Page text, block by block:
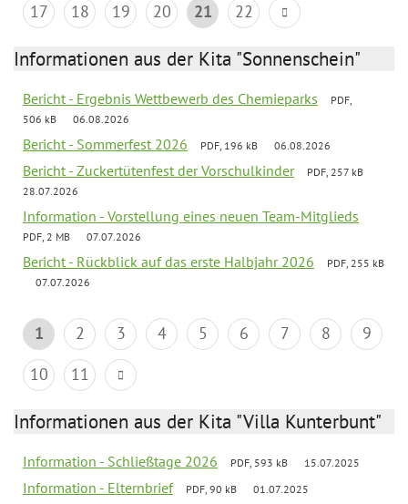
17
18 19 20 21 22
Informationen aus der Kita "Sonnenschein"
Bericht - Ergebnis Wettbewerb des Chemieparks
PDF,
506 kB
06.08.2026
Bericht - Sommerfest 2026 PDF, 196 kB 06.08.2026
Bericht - Zuckertütenfest der Vorschulkinder
PDF, 257 kB
28.07.2026
Information - Vorstellung eines neuen Team-Mitglieds
PDF, 2 MB 07.07.2026
Bericht - Rückblick auf das erste Halbjahr 2026
PDF, 255 kB
07.07.2026
1 2 3 4 5 6 7 8
9
10
11
Informationen aus der Kita "Villa Kunterbunt"
Information - Schließtage 2026 PDF, 593 kB 15.07.2025
Information - Elternbrief PDF, 90 kB 01.07.2025